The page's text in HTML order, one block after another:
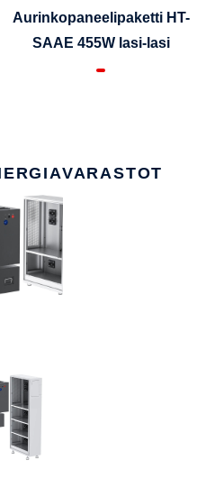
Aurinkopaneelipaketti HT-
SAAE 455W lasi-lasi